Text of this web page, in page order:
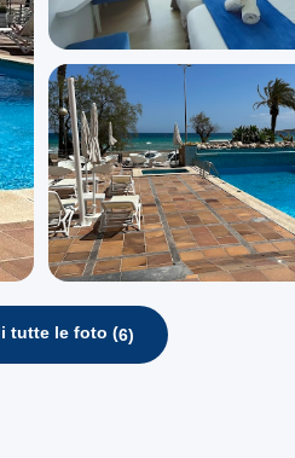
tutte le foto (6)